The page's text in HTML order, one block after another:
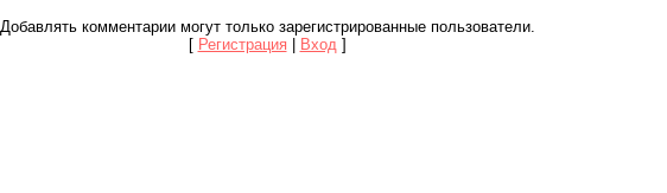
Добавлять комментарии могут только зарегистрированные пользователи.
[ Регистрация Вход ]